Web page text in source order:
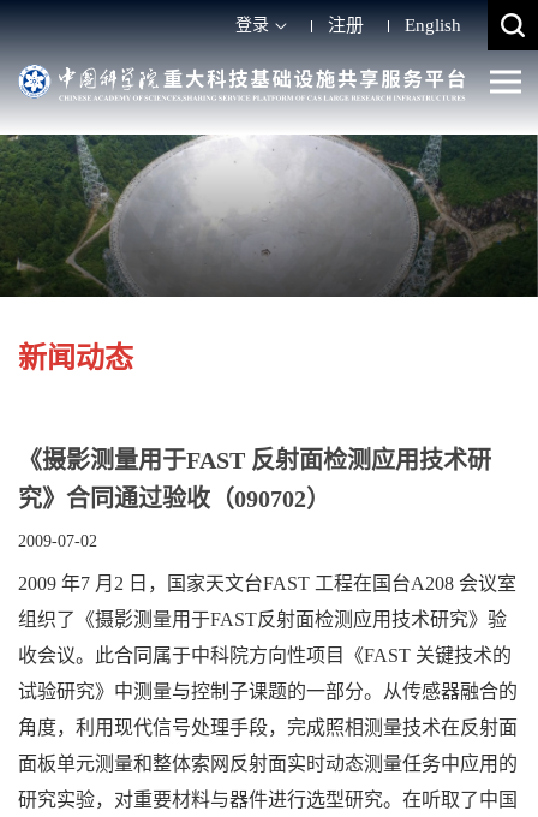
登录 注册 English
新闻动态
《摄影测量用于FAST 反射面检测应用技术研
究》合同通过验收（090702）
2009-07-02
2009 年7 月2 日，国家天文台FAST 工程在国台A208 会议室
组织了《摄影测量用于FAST反射面检测应用技术研究》验
收会议。此合同属于中科院方向性项目《FAST 关键技术的
试验研究》中测量与控制子课题的一部分。从传感器融合的
角度，利用现代信号处理手段，完成照相测量技术在反射面
面板单元测量和整体索网反射面实时动态测量任务中应用的
研究实验，对重要材料与器件进行选型研究。在听取了中国